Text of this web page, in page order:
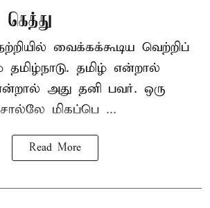
வைக்கக்கூடிய வெற்றிப்
தமிழ் என்றால்
அது தனி பவர். ஒரு
மிகப்பெ ...
Read More